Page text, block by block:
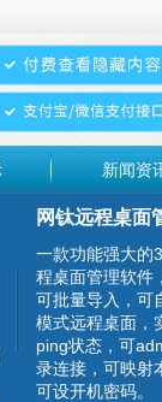
新闻资
网钛远程桌面
一款功能强大的
程桌面管理软件
可批量导入，可
模式远程桌面，
ping状态，可
录连接，可映射
可设开机密码。